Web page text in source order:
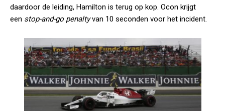
daardoor de leiding, Hamilton is terug op kop. Ocon krijgt
een stop-and-go penaltyvan 10 seconden voor het incident.